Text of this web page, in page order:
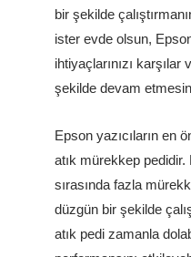
bir şekilde
ister evde olsun,
ihtiyaçlarınızı
şekilde devam
Epson yazıcıların en
atık mürekkep
sırasında fazla
düzgün bir şekilde
atık pedi zamanla